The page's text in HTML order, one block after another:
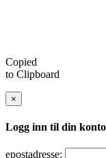
Copied
to Clipboard
×
Logg inn til din
epostadresse: